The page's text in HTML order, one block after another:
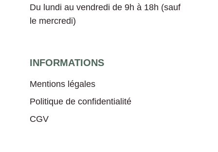
Du lundi au vendredi de 9h à 18h (sauf
le mercredi)
INFORMATIONS
Mentions légales
Politique de confidentialité
CGV